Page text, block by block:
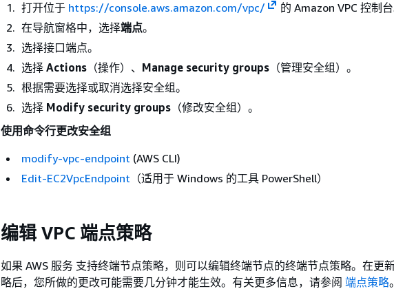
打开位于 https://console.aws.amazon.com/vpc/
的 Amazon VPC 控制台
在导航窗格中，选择端点。
选择接口端点。
选择 Actions （操作）、 Manage security groups （管理安全组）。
根据需要选择或取消选择安全组。
选择 Modify security groups （修改安全组）。
使用命令行更改安全组
modify-vpc-endpoint (AWS CLI)
Edit-EC2VpcEndpoint （适用于 Windows 的工具 PowerShell）
编辑 VPC 端点策略
如果 AWS 服务 支持终端节点策略，则可以编辑终端节点的终端节点策略。在更
略后，您所做的更改可能需要几分钟才能生效。有关更多信息，请参阅 端点策略。